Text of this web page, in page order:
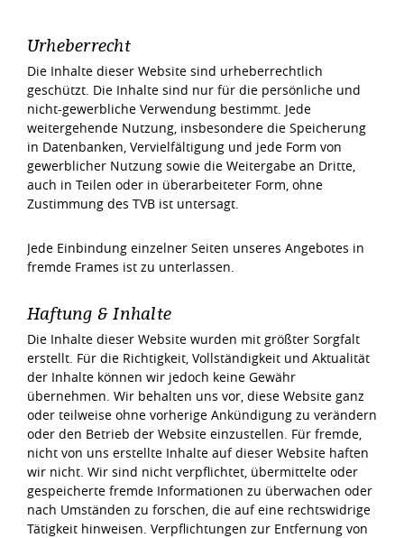
Urheberrecht
Die Inhalte dieser Website sind urheberrechtlich
geschützt. Die Inhalte sind nur für die persönliche und
nicht-gewerbliche Verwendung bestimmt. Jede
weitergehende Nutzung, insbesondere die Speicherung
in Datenbanken, Vervielfältigung und jede Form von
gewerblicher Nutzung sowie die Weitergabe an Dritte,
auch in Teilen oder in überarbeiteter Form, ohne
Zustimmung des TVB ist untersagt.
Jede Einbindung einzelner Seiten unseres Angebotes in
fremde Frames ist zu unterlassen.
Haftung & Inhalte
Die Inhalte dieser Website wurden mit größter Sorgfalt
erstellt. Für die Richtigkeit, Vollständigkeit und Aktualität
der Inhalte können wir jedoch keine Gewähr
übernehmen. Wir behalten uns vor, diese Website ganz
oder teilweise ohne vorherige Ankündigung zu verändern
oder den Betrieb der Website einzustellen. Für fremde,
nicht von uns erstellte Inhalte auf dieser Website haften
wir nicht. Wir sind nicht verpflichtet, übermittelte oder
gespeicherte fremde Informationen zu überwachen oder
nach Umständen zu forschen, die auf eine rechtswidrige
Tätigkeit hinweisen. Verpflichtungen zur Entfernung von